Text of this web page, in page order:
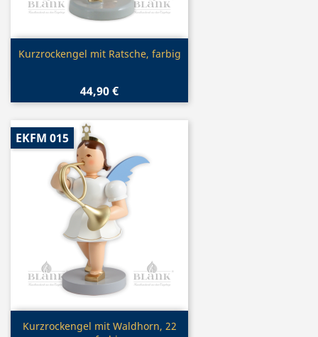
Vorschau
Kurzrockengel mit Ratsche, farbig
44,90 €
Vorschau
Kurzrockengel mit Waldhorn, 22
EKFM 015